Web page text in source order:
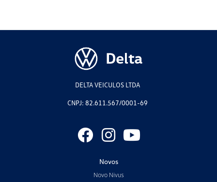
DELTA VEICULOS LTDA
CNPJ: 82.611.567/0001-69
Novos
Novo Nivus